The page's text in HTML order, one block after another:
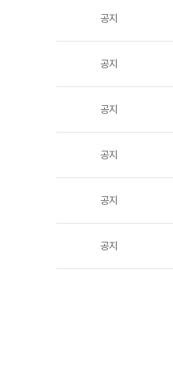
공지
공지
공지
공지
공지
공지